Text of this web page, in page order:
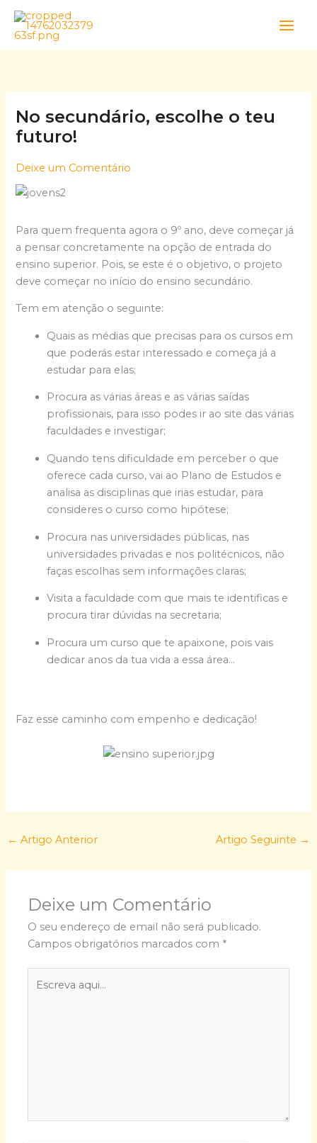
Skip
content
No secundário, escolhe o teu
futuro!
Deixe um Comentário
Para quem frequenta agora o 9º ano, deve começar já
a pensar concretamente na opção de entrada do
ensino superior. Pois, se este é o objetivo, o projeto
deve começar no início do ensino secundário.
Tem em atenção o seguinte:
Quais as médias que precisas para os cursos em
que poderás estar interessado e começa já a
estudar para elas;
Procura as várias áreas e as várias saídas
profissionais, para isso podes ir ao site das várias
faculdades e investigar;
Quando tens dificuldade em perceber o que
oferece cada curso, vai ao Plano de Estudos e
analisa as disciplinas que irias estudar, para
consideres o curso como hipótese;
Procura nas universidades públicas, nas
universidades privadas e nos politécnicos, não
faças escolhas sem informações claras;
Visita a faculdade com que mais te identificas e
procura tirar dúvidas na secretaria;
Procura um curso que te apaixone, pois vais
dedicar anos da tua vida a essa área…
Faz esse caminho com empenho e dedicação!
← Artigo Anterior Artigo Seguinte →
Deixe um Comentário
O seu endereço de email não será publicado.
Campos obrigatórios marcados com *
aqui...